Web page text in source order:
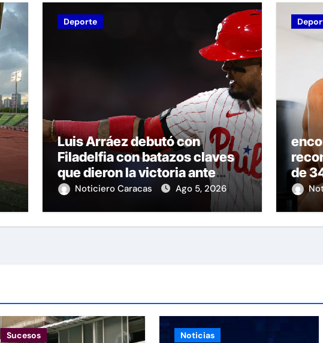
Deporte
Luis Arráez debutó con
Filadelfia con batazos claves
que dieron la victoria ante
Nacionales
Noticiero Caracas Ago 5, 2026
de
Sucesos Noticias